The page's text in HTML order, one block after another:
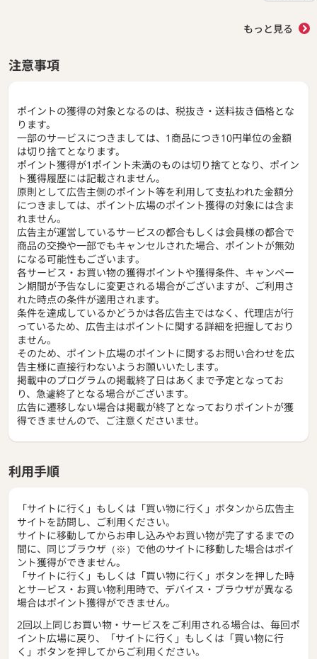
もっと見る
注意事項
ポイントの獲得の対象となるのは、税抜き・送料抜き価格とな
ります。
一部のサービスにつきましては、1商品につき10円単位の金額
は切り捨てとなります。
ポイント獲得が1ポイント未満のものは切り捨てとなり、ポイン
ト獲得履歴には記載されません。
原則として広告主側のポイント等を利用して支払われた金額分
につきましては、ポイント広場のポイント獲得の対象には含ま
れません。
広告主が運営しているサービスの都合もしくは会員様の都合で
商品の交換や一部でもキャンセルされた場合、ポイントが無効
になる可能性もございます。
各サービス・お買い物の獲得ポイントや獲得条件、キャンペー
ン期間が予告なしに変更される場合がございますが、ご利用さ
れた時点の条件が適用されます。
条件を達成しているかどうかは各広告主ではなく、代理店が行
っているため、広告主はポイントに関する詳細を把握しており
ません。
そのため、ポイント広場のポイントに関するお問い合わせを広
告主様に直接行わないようお願いいたします。
掲載中のプログラムの掲載終了日はあくまで予定となってお
り、急遽終了となる場合がございます。
広告に遷移しない場合は掲載が終了となっておりポイントが獲
得できませんので、ご注意くださいませ。
利用手順
「サイトに行く」もしくは「買い物に行く」ボタンから広告主
サイトを訪問し、ご利用ください。
サイトに移動してからお申し込みやお買い物が完了するまでの
間に、同じブラウザ（※）で他のサイトに移動した場合はポイ
ント獲得ができません。
「サイトに行く」もしくは「買い物に行く」ボタンを押した時
とサービス・お買い物利用時で、デバイス・ブラウザが異なる
場合はポイント獲得ができません。
2回以上同じお買い物・サービスをご利用される場合は、毎回ポ
イント広場に戻り、「サイトに行く」もしくは「買い物に行
く」ボタンを押してからご利用ください。